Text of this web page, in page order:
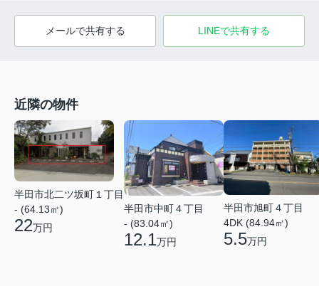
メールで共有する LINEで共有する
近隣の物件
半田市北二ツ坂町１丁目
- (64.13㎡)
22万円
半田市中町４丁目
- (83.04㎡)
12.1万円
半田市旭町４丁目
4DK (84.94㎡)
5.5万円